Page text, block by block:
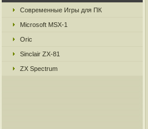
Современные Игры для ПК
Microsoft MSX-1
Oric
Sinclair ZX-81
ZX Spectrum